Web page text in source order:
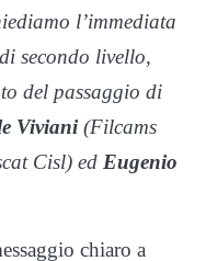
l’immediata
secondo livello,
del passaggio di
Viviani(Filcams
Cisl) ed Eugenio
chiaro a